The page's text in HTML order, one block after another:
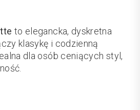
to elegancka, dyskretna
klasykę i codzienną
dla osób ceniących styl,